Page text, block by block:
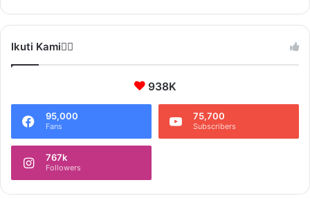
Ikuti Kami❤️‍🔥
938K
95,000
Fans
75,700
Subscribers
767k
Followers